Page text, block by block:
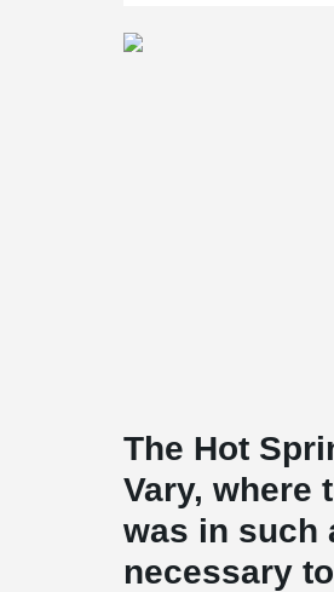
The Hot
Vary, where
was in such
necessary